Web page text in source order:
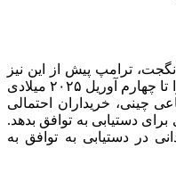
ترامپ پیش‌ از این نیز
اجرای ممنوعیت این شبکه اجتماعی را تا چهارم آوریل ۲۰۲۵ میلادی
چینی، خریداران احتمالی
دستیابی به توافق بدهد.
در دستیابی به توافق به